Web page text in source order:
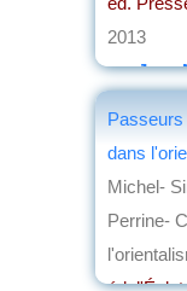
2013
parJean
dans
Michel-
Perrine-